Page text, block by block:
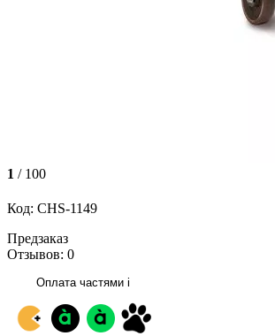
1 / 100
Код: CHS-1149
Предзаказ
Отзывов: 0
Оплата частями i